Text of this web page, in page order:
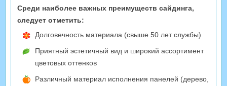
Среди наиболее важных преимуществ сайдинга,
следует отметить:
Долговечность материала (свыше 50 лет службы)
Приятный эстетичный вид и широкий ассортимент
цветовых оттенков
Различный материал исполнения панелей (дерево,